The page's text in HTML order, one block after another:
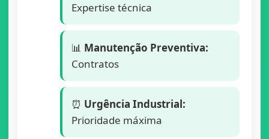
Expertise técnica
📊 Manutenção Preventiva:
Contratos
⏰ Urgência Industrial:
Prioridade máxima